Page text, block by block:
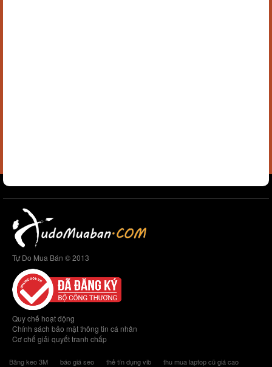
Tự Do Mua Bán © 2013
Quy chế hoạt động
Chính sách bảo mật thông tin cá nhân
Cơ chế giải quyết tranh chấp
Băng keo 3M báo giá seo thẻ tín dụng vib thu mua laptop cũ giá cao